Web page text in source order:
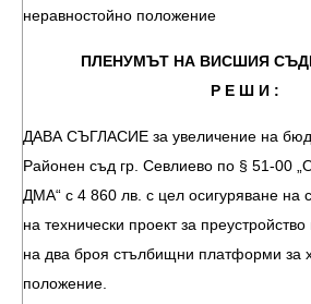
неравностойно положение
ПЛЕНУМЪТ НА ВИСШИЯ
Р Е Ш И :
ДАВА СЪГЛАСИЕ за увеличение на
Районен съд гр. Севлиево по § 51-00
ДМА“ с 4 860 лв. с цел осигуряване на
на технически проект за
на два броя стълбищни платформи за
положение.